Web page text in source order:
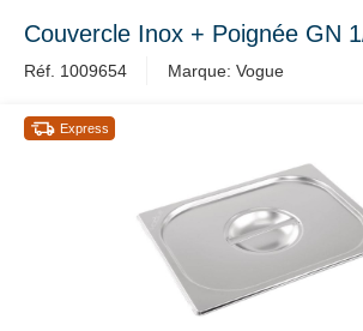
Couvercle Inox + Poignée GN
Réf. 1009654 Marque: Vogue
Express